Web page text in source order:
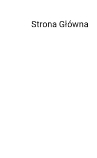
Strona Główna